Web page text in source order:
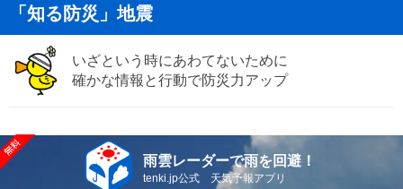
「知る防災」地震
いざという時にあわてないために
確かな情報と行動で防災力アップ
雨雲レーダーで雨を回避！
tenki.jp公式 天気予報アプリ